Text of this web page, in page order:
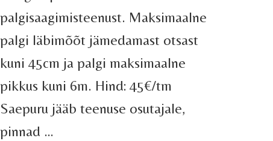
palgisaagimisteenust. Maksimaalne
palgi läbimõõt jämedamast otsast
kuni 45cm ja palgi maksimaalne
pikkus kuni 6m. Hind: 45€/tm
Saepuru jääb teenuse osutajale,
pinnad …